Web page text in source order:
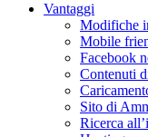
Vantaggi
Modifiche
Mobile
Facebook
Contenuti
Sito di
Ricerca